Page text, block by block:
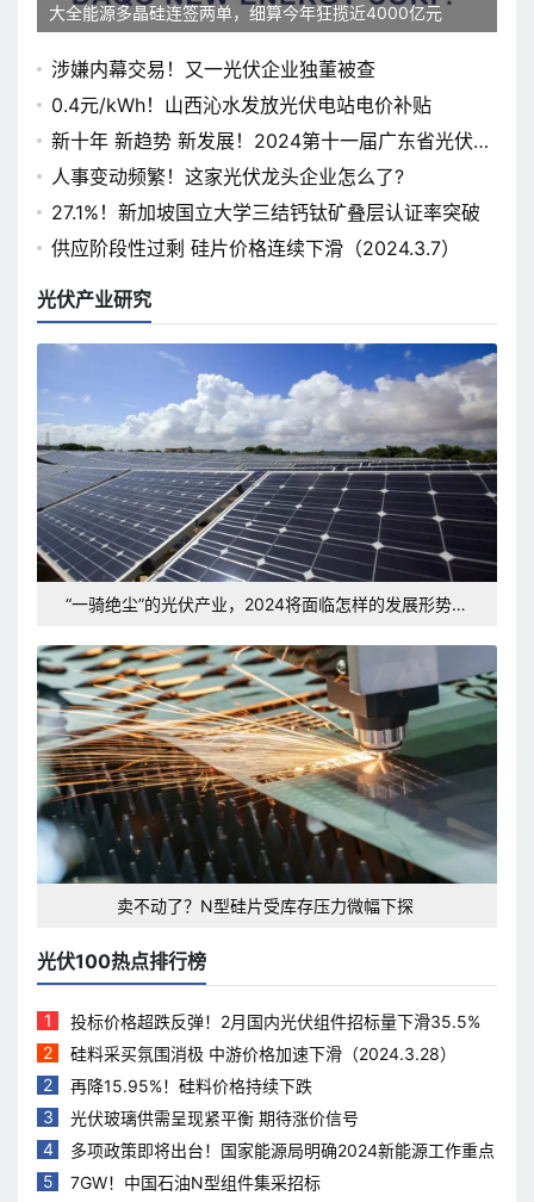
大全能源多晶硅连签两单，细算今年狂揽近4000亿元
涉嫌内幕交易！又一光伏企业独董被查
0.4元/kWh！山西沁水发放光伏电站电价补贴
新十年 新趋势 新发展！2024第十一届广东省光伏论
坛即将开幕
人事变动频繁！这家光伏龙头企业怎么了?
27.1%！新加坡国立大学三结钙钛矿叠层认证率突破
供应阶段性过剩 硅片价格连续下滑（2024.3.7）
光伏产业研究
“一骑绝尘”的光伏产业，2024将面临怎样的发展形势和
卖不动了？N型硅片受库存压力微幅下探
光伏100热点排行榜
1
投标价格超跌反弹！2月国内光伏组件招标量下滑35.5%
2
硅料采买氛围消极 中游价格加速下滑（2024.3.28）
2
再降15.95%！硅料价格持续下跌
3
光伏玻璃供需呈现紧平衡 期待涨价信号
4
多项政策即将出台！国家能源局明确2024新能源工作重点
5
7GW！中国石油N型组件集采招标